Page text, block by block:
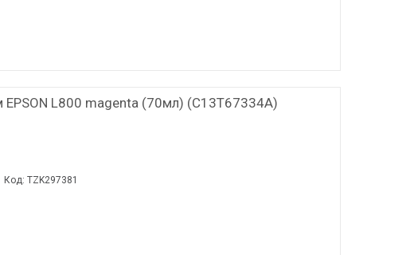
EPSON L800 magenta (70мл) (C13T67334A)
TZK297381